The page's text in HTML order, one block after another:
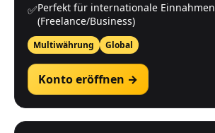
✅Perfekt für internationale Einnahmen
(Freelance/Business)
Multiwährung Global
Konto eröffnen →